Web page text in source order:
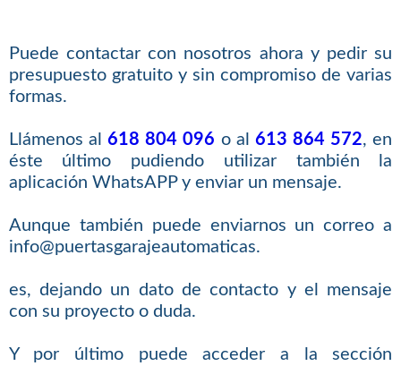
Puede contactar con nosotros ahora y pedir su
presupuesto gratuito y sin compromiso de varias
formas.
Llámenos al618 804 096 o al 613 864 572, en
éste último pudiendo utilizar también la
aplicación WhatsAPP y enviar un mensaje.
Aunque también puede enviarnos un correo a
info@puertasgarajeautomaticas.
es, dejando un dato de contacto y el mensaje
con su proyecto o duda.
Y por último puede acceder a la sección